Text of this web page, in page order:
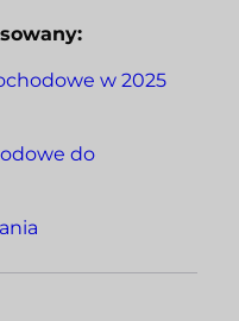
w 2025
do